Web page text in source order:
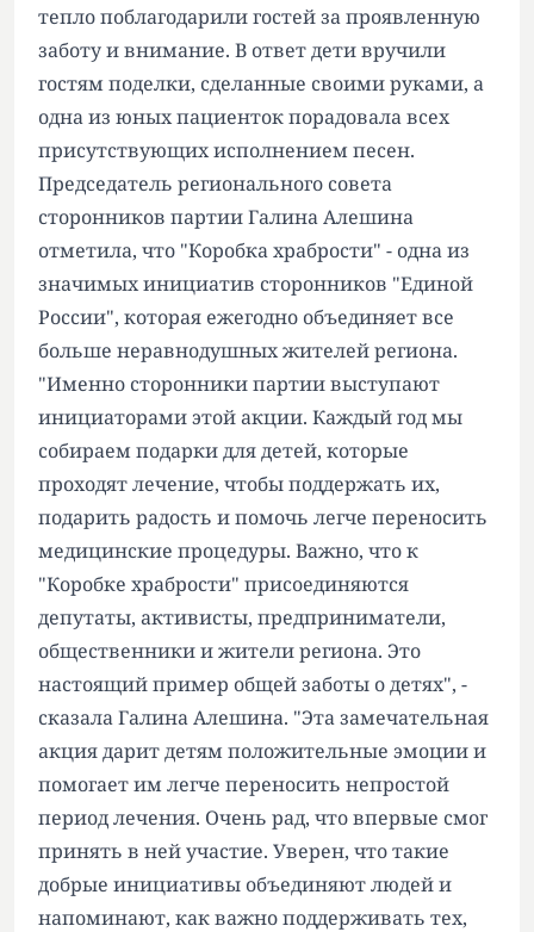
тепло поблагодарили гостей за проявленную
заботу и внимание. В ответ дети вручили
гостям поделки, сделанные своими руками, а
одна из юных пациенток порадовала всех
присутствующих исполнением песен.
Председатель регионального совета
сторонников партии Галина Алешина
отметила, что "Коробка храбрости" - одна из
значимых инициатив сторонников "Единой
России", которая ежегодно объединяет все
больше неравнодушных жителей региона.
"Именно сторонники партии выступают
инициаторами этой акции. Каждый год мы
собираем подарки для детей, которые
проходят лечение, чтобы поддержать их,
подарить радость и помочь легче переносить
медицинские процедуры. Важно, что к
"Коробке храбрости" присоединяются
депутаты, активисты, предприниматели,
общественники и жители региона. Это
настоящий пример общей заботы о детях", -
сказала Галина Алешина. "Эта замечательная
акция дарит детям положительные эмоции и
помогает им легче переносить непростой
период лечения. Очень рад, что впервые смог
принять в ней участие. Уверен, что такие
добрые инициативы объединяют людей и
напоминают, как важно поддерживать тех,